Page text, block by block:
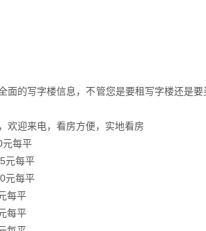
面的写字楼信息，不管您是要租写字楼还是
欢迎来电，看房方便，实地看房
每平
元每平
元每平
每平
每平